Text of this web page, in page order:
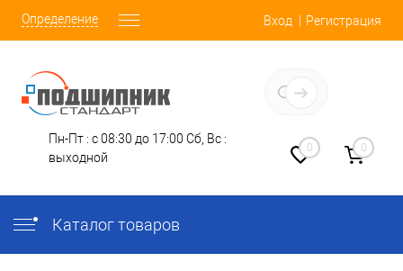
Определение Вход Регистрация
Пн-Пт : с 08:30 до 17:00 Сб, Вс :
выходной
0 0
Каталог товаров